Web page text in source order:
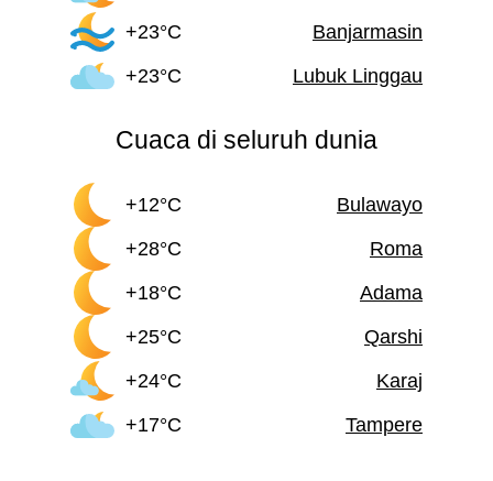
+23°C
Banjarmasin
+23°C
Lubuk Linggau
Cuaca di seluruh dunia
+12°C
Bulawayo
+28°C
Roma
+18°C
Adama
+25°C
Qarshi
+24°C
Karaj
+17°C
Tampere